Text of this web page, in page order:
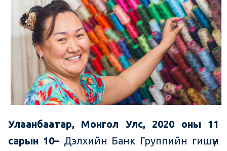
Улаанбаатар, Монгол Улс, 2020
оны 11
сарын 10–Дэлхийн Банк Группийн гишүүн